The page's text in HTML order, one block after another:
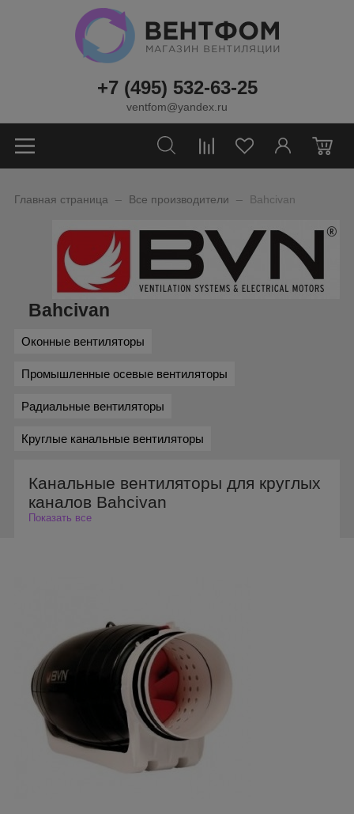
+7 (495) 532-63-25
ventfom@yandex.ru
0
Главная страница Все производители Bahcivan
Bahcivan
Оконные вентиляторы
Промышленные осевые вентиляторы
Радиальные вентиляторы
Круглые канальные вентиляторы
Канальные вентиляторы для круглых
каналов Bahcivan
Показать все